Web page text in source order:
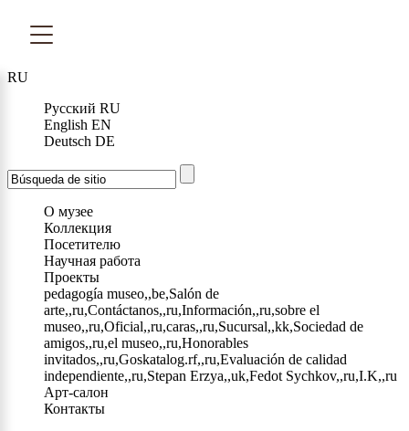
RU
Русский RU
English EN
Deutsch DE
О музее
Коллекция
Посетителю
Научная работа
Проекты
pedagogía museo,,be,Salón de
arte,,ru,Contáctanos,,ru,Información,,ru,sobre el
museo,,ru,Oficial,,ru,caras,,ru,Sucursal,,kk,Sociedad de
amigos,,ru,el museo,,ru,Honorables
invitados,,ru,Goskatalog.rf,,ru,Evaluación de calidad
independiente,,ru,Stepan Erzya,,uk,Fedot Sychkov,,ru,I.K,,ru
Арт-салон
Контакты